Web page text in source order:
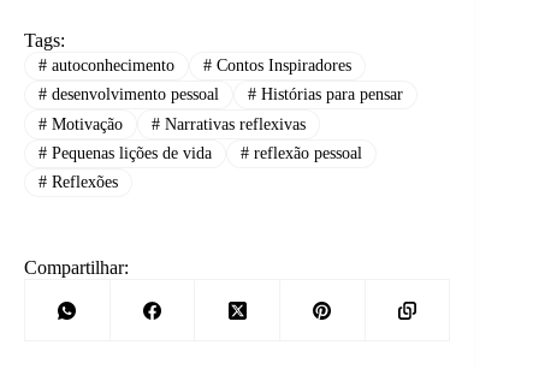
Tags:
#autoconhecimento #Contos Inspiradores
#desenvolvimento pessoal #Histórias para pensar
#Motivação #Narrativas reflexivas
#Pequenas lições de vida #reflexão pessoal
#Reflexões
Compartilhar: